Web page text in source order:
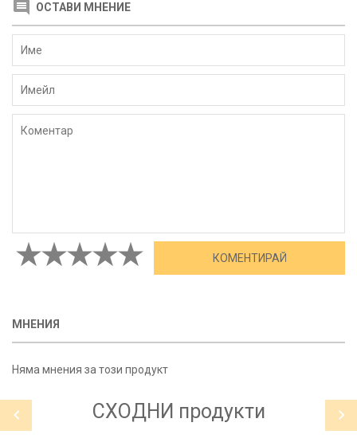
ОСТАВИ МНЕНИЕ
МНЕНИЯ
Няма мнения за този продукт
СХОДНИ продукти